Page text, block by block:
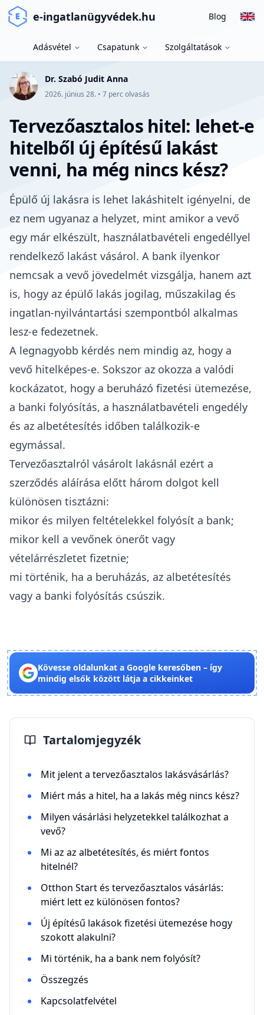
e-ingatlanügyvédek.hu Blog
Adásvétel Csapatunk Szolgáltatások
Dr. Szabó Judit Anna
2026. június 28. • 7 perc olvasás
Tervezőasztalos hitel: lehet-e
hitelből új építésű lakást
venni, ha még nincs kész?
Épülő új lakásra is lehet lakáshitelt igényelni, de
ez nem ugyanaz a helyzet, mint amikor a vevő
egy már elkészült, használatbavételi engedéllyel
rendelkező lakást vásárol. A bank ilyenkor
nemcsak a vevő jövedelmét vizsgálja, hanem azt
is, hogy az épülő lakás jogilag, műszakilag és
ingatlan-nyilvántartási szempontból alkalmas
lesz-e fedezetnek.
A legnagyobb kérdés nem mindig az, hogy a
vevő hitelképes-e. Sokszor az okozza a valódi
kockázatot, hogy a beruházó fizetési ütemezése,
a banki folyósítás, a használatbavételi engedély
és az albetétesítés időben találkozik-e
egymással.
Tervezőasztalról vásárolt lakásnál ezért a
szerződés aláírása előtt három dolgot kell
különösen tisztázni:
mikor és milyen feltételekkel folyósít a bank;
mikor kell a vevőnek önerőt vagy
vételárrészletet fizetnie;
mi történik, ha a beruházás, az albetétesítés
vagy a banki folyósítás csúszik.
Kövesse oldalunkat a Google keresőben – így
mindig elsők között látja a cikkeinket
Tartalomjegyzék
Mit jelent a tervezőasztalos lakásvásárlás?
Miért más a hitel, ha a lakás még nincs kész?
Milyen vásárlási helyzetekkel találkozhat a
vevő?
Mi az az albetétesítés, és miért fontos
hitelnél?
Otthon Start és tervezőasztalos vásárlás:
miért lett ez különösen fontos?
Új építésű lakások fizetési ütemezése hogy
szokott alakulni?
Mi történik, ha a bank nem folyósít?
Összegzés
Kapcsolatfelvétel